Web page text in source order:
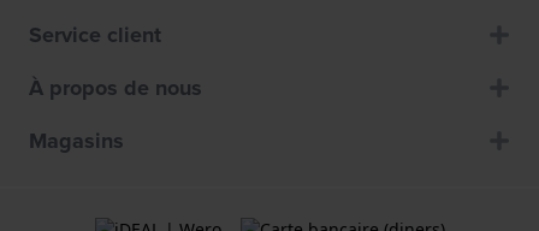
Service client
À propos de nous
Magasins